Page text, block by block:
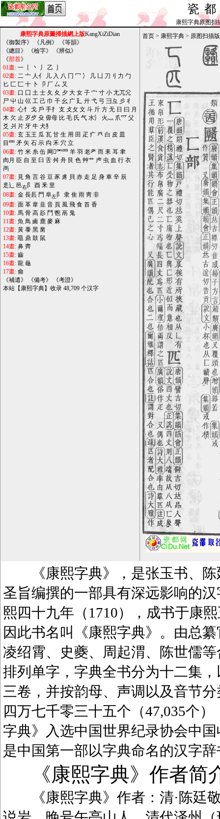
瓷
康熙字典原图扫
康熙字典原圖掃描網上版KangXiZiDian
《御製序》 《凡例 》 《等韻》
《總目 》 《檢字》 《辨似》
《部首》
01畫: 一 丶 丿 乙
02畫: 二 亠 人亻 儿 入 八 冂 冖 冫 几 凵 刀刂 力 勹
匕 匚 匸 十 卜 卩 厂 厶 又
03畫: 口 囗 土 士 夂 夊 夕 大 女 子 宀 寸 小 尢兀尣
尸 屮 山 巛 工 己 巾 干 幺 广 廴 廾 弋 弓 彐彑 彡 彳
04畫: 心忄 戈 戶 手扌 支 攴攵 文 斗 斤 方 无 日 曰 月
木 欠 止 歹歺 殳 毋母 比 毛 氏 气 水氵 火灬 爪爫 父
爻 爿 片 牙 牛 犬犭
05畫: 玄 玉王 瓜 瓦 甘 生 用 田 疋 疒 癶 白 皮 皿
目罒 矛 矢 石 示 禸 禾 穴 立
06畫: 竹 米 糸 缶 网罓罒 羊 羽 老耂 而 耒 耳 聿
肉月 臣 自 至 臼 舌 舛 舟 艮 色 艸艹 虍 虫 血 行 衣
襾
07畫: 見 角 言 谷 豆 豕 豸 貝 赤 走 足 身 車 辛 辰
辵辶
邑右阝 酉 釆 里
08畫: 金 長镸 門 阜左阝 隶 隹 雨 靑 非
09畫: 面 革 韋 韭 音 頁 風 飛 食 首 香
10畫: 馬 骨 高 髟 鬥 鬯 鬲 鬼
11畫: 魚 鳥 鹵 鹿 麥 麻
12畫: 黃 黍 黑 黹
13畫: 黽 鼎 鼓 鼠
14畫: 鼻 齊
15畫: 齒
16畫: 龍 龜
17畫: 龠
《補遺》 《備考》 《考證》
本站【康熙字典】收录 48,709 个汉字
首页 > 康熙字典 > 原图扫描版
《康熙字典》，是张玉书、陈
圣旨编撰的一部具有深远影响的
熙四十九年（1710），成书于康
因此书名叫《康熙字典》。由总
凌绍霄、史夔、周起渭、陈世儒
排列单字，字典全书分为十二集
三卷，并按韵母、声调以及音节
四万七千零三十五个（47,035个
字典》入选中国世界纪录协会中
是中国第一部以字典命名的汉字辞
《康熙字典》作者简
《康熙字典》作者：清·陈廷敬